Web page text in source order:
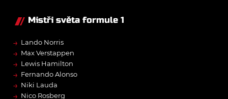
Mistři světa formule 1
→ Lando Norris
→ Max Verstappen
→ Lewis Hamilton
→ Fernando Alonso
→ Niki Lauda
→ Nico Rosberg